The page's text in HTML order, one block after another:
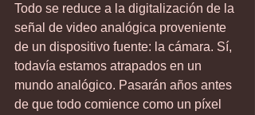
Todo se reduce a la digitalización de la
señal de video analógica proveniente
de un dispositivo fuente: la cámara. Sí,
todavía estamos atrapados en un
mundo analógico. Pasarán años antes
de que todo comience como un píxel